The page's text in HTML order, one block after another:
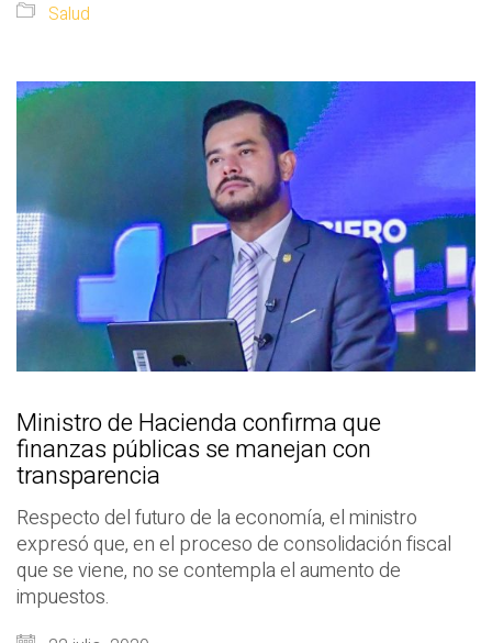
Salud
Ministro de Hacienda confirma que
finanzas públicas se manejan con
transparencia
Respecto del futuro de la economía, el ministro
expresó que, en el proceso de consolidación fiscal
que se viene, no se contempla el aumento de
impuestos.